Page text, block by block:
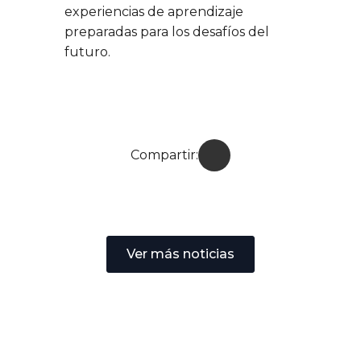
experiencias de aprendizaje
preparadas para los desafíos del
futuro.
Compartir:
Ver más noticias